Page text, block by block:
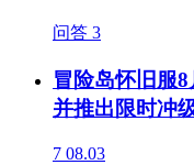
问答 3
冒险岛怀旧服
并推出限时冲
7 08.03